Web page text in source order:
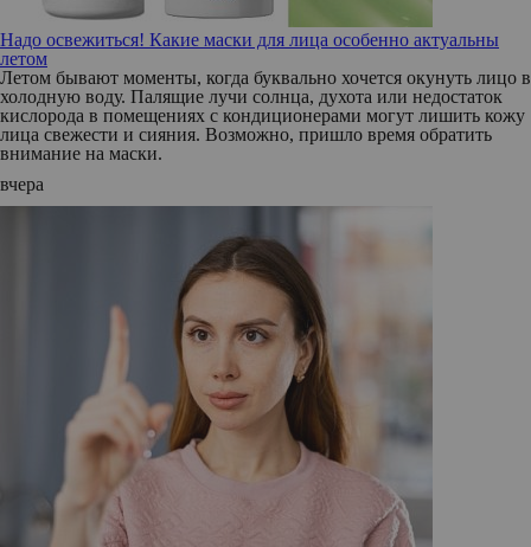
Надо освежиться! Какие маски для лица особенно актуальны
летом
Летом бывают моменты, когда буквально хочется окунуть лицо в
холодную воду. Палящие лучи солнца, духота или недостаток
кислорода в помещениях с кондиционерами могут лишить кожу
лица свежести и сияния. Возможно, пришло время обратить
внимание на маски.
вчера